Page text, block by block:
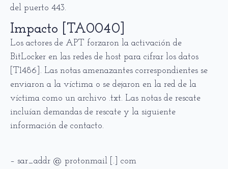
del puerto 443.
Impacto [TA0040]
Los actores de APT forzaron la activación de
BitLocker en las redes de host para cifrar los datos
[T1486]. Las notas amenazantes correspondientes se
enviaron a la víctima o se dejaron en la red de la
víctima como un archivo .txt. Las notas de rescate
incluían demandas de rescate y la siguiente
información de contacto.
– sar_addr @ protonmail [.] com